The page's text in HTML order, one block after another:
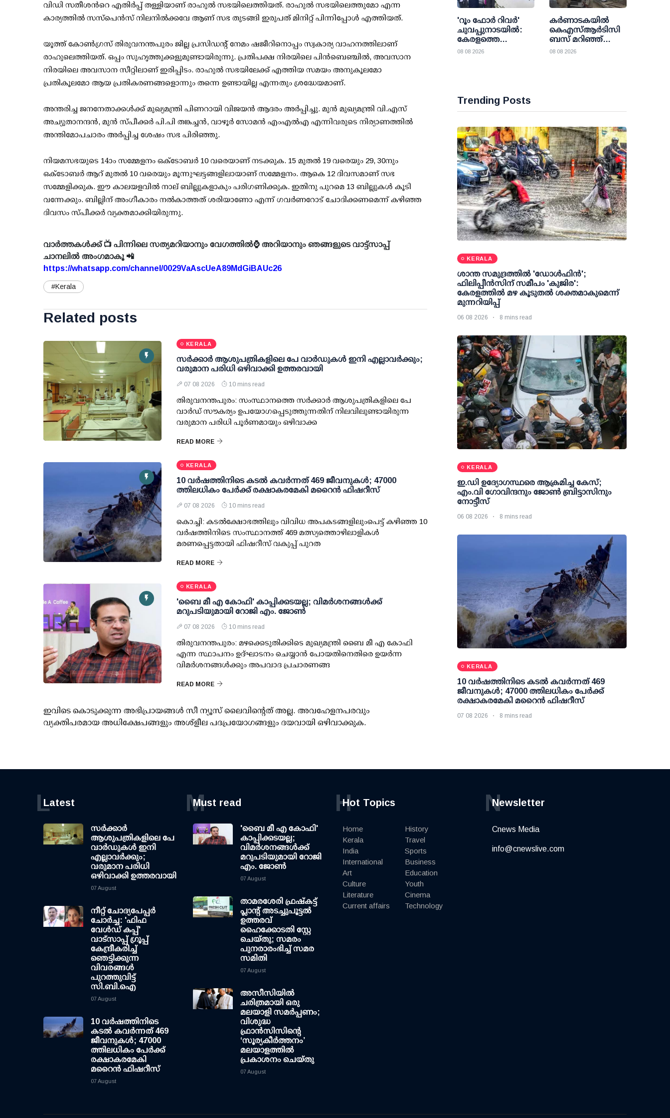
വിഡി സതീശന്‍റെ എതിര്‍പ്പ് തള്ളിയാണ് രാഹുൽ സഭയിലെത്തിയത്. രാഹുൽ സഭയിലെത്തുമോ എന്ന
കാര്യത്തിൽ സസ്പെന്‍സ് നിലനിൽക്കവേ ആണ് സഭ തുടങ്ങി ഇരുപത് മിനിറ്റ് പിന്നിപ്പോള്‍ എത്തിയത്.
യൂത്ത് കോൺഗ്രസ് തിരുവനന്തപുരം ജില്ല പ്രസിഡന്റ് നേമം ഷജീറിനൊപ്പം സ്വകാര്യ വാഹനത്തിലാണ്
രാഹുലെത്തിയത്. ഒപ്പം സുഹൃത്തുക്കളുമുണ്ടായിരുന്നു. പ്രതിപക്ഷ നിരയിലെ പിൻബെഞ്ചിൽ, അവസാന
നിരയിലെ അവസാന സീറ്റിലാണ് ഇരിപ്പിടം. രാഹുൽ സഭയിലേക്ക് എത്തിയ സമയം അനുകൂലമോ
പ്രതികൂലമോ ആയ പ്രതികരണങ്ങളൊന്നും തന്നെ ഉണ്ടായില്ല എന്നതും ശ്രദ്ധേയമാണ്.
അന്തരിച്ച ജനനേതാക്കൾക്ക് മുഖ്യമന്ത്രി പിണറായി വിജയൻ ആദരം അർപ്പിച്ചു. മുൻ മുഖ്യമന്ത്രി വി.എസ്
അച്യുതാനന്ദൻ, മുൻ സ്‌പീക്കർ പി.പി തങ്കച്ചൻ, വാഴൂർ സോമൻ എംഎൽഎ എന്നിവരുടെ നിര്യാണത്തിൽ
അന്തിമോപചാരം അർപ്പിച്ച ശേഷം സഭ പിരിഞ്ഞു.
നിയമസഭയുടെ 14ാം സമ്മേളനം ഒക്‌ടോബർ 10 വരെയാണ് നടക്കുക. 15 മുതൽ 19 വരെയും 29, 30നും
ഒക്‌ടോബർ ആറ് മുതൽ 10 വരെയും മൂന്നുഘട്ടങ്ങളിലായാണ്‌ സമ്മേളനം. ആകെ 12 ദിവസമാണ് സഭ
സമ്മേളിക്കുക. ഈ കാലയളവിൽ നാല് ബില്ലുകളാകും പരിഗണിക്കുക. ഇതിനു പുറമെ 13 ബില്ലുകൾ കൂടി
വന്നേക്കും. ബില്ലിന് അംഗീകാരം നൽകാത്തത് ശരിയാണോ എന്ന് ഗവർണറോട് ചോദിക്കണമെന്ന് കഴിഞ്ഞ
ദിവസം സ്പീക്കർ വ്യക്തമാക്കിയിരുന്നു.
വാർത്തകൾക്ക് 📺 പിന്നിലെ സത്യമറിയാനും വേഗത്തിൽ⌚ അറിയാനും ഞങ്ങളുടെ വാട്ട്സാപ്പ്
ചാനലിൽ അംഗമാകൂ 📲
https://whatsapp.com/channel/0029VaAscUeA89MdGiBAUc26
#Kerala
Related posts
KERALA
സര്‍ക്കാര്‍ ആശുപത്രികളിലെ പേ വാര്‍ഡുകള്‍ ഇനി എല്ലാവര്‍ക്കും;
വരുമാന പരിധി ഒഴിവാക്കി ഉത്തരവായി
07 08 2026 10 mins read
തിരുവനന്തപുരം: സംസ്ഥാനത്തെ സര്‍ക്കാര്‍ ആശുപത്രികളിലെ പേ
വാര്‍ഡ് സൗകര്യം ഉപയോഗപ്പെടുത്തുന്നതിന് നിലവിലുണ്ടായിരുന്ന
വരുമാന പരിധി പൂര്‍ണമായും ഒഴിവാക്ക
READ MORE
KERALA
10 വര്‍ഷത്തിനിടെ കടല്‍ കവര്‍ന്നത് 469 ജീവനുകള്‍; 47000
ത്തിലധികം പേര്‍ക്ക് രക്ഷാകരമേകി മറൈന്‍ ഫിഷറീസ്
07 08 2026 10 mins read
കൊച്ചി: കടല്‍ക്ഷോഭത്തിലും വിവിധ അപകടങ്ങളിലുംപെട്ട് കഴിഞ്ഞ 10
വര്‍ഷത്തിനിടെ സംസ്ഥാനത്ത് 469 മത്സ്യത്തൊഴിലാളികള്‍
മരണപ്പെട്ടതായി ഫിഷറീസ് വകുപ്പ് പുറത
READ MORE
KERALA
'ബൈ മീ എ കോഫി' കാപ്പിക്കടയല്ല; വിമര്‍ശനങ്ങള്‍ക്ക്
മറുപടിയുമായി റോജി എം. ജോണ്‍
07 08 2026 10 mins read
തിരുവനന്തപുരം: മഴക്കെടുതിക്കിടെ മുഖ്യമന്ത്രി ബൈ മീ എ കോഫി
എന്ന സ്ഥാപനം ഉദ്ഘാടനം ചെയ്യാന്‍ പോയതിനെതിരെ ഉയര്‍ന്ന
വിമര്‍ശനങ്ങള്‍ക്കും അപവാദ പ്രചാരണങ്ങ
READ MORE
ഇവിടെ കൊടുക്കുന്ന അഭിപ്രായങ്ങള്‍ സീ ന്യൂസ് ലൈവിന്റെത് അല്ല. അവഹേളനപരവും
വ്യക്തിപരമായ അധിക്ഷേപങ്ങളും അശ്‌ളീല പദപ്രയോഗങ്ങളും ദയവായി ഒഴിവാക്കുക.
പ്രവേശന വിലക്ക്
എന്‍.ഡി.പി
'റൂം ഫോര്‍ റിവര്‍'
ചുവപ്പുനാടയില്‍:
കേരളത്തെ
പ്രളയമുക്തമാക്കാനുള്ള
08 08 2026
കര്‍ണാടകയില്‍
കെഎസ്ആര്‍ടിസി
ബസ് മറിഞ്ഞ്
അപകടം:
08 08 2026
Trending Posts
KERALA
ശാന്ത സമുദ്രത്തില്‍ 'ഡോള്‍ഫിന്‍';
ഫിലിപ്പീന്‍സിന് സമീപം 'കുജിര':
കേരളത്തില്‍ മഴ കൂടുതല്‍ ശക്തമാകുമെന്ന്
മുന്നറിയിപ്പ്
06 08 2026 8 mins read
KERALA
ഇ.ഡി ഉദ്യോഗസ്ഥരെ ആക്രമിച്ച കേസ്;
എം.വി ഗോവിന്ദനും ജോണ്‍ ബ്രിട്ടാസിനും
നോട്ടീസ്
06 08 2026 8 mins read
KERALA
10 വര്‍ഷത്തിനിടെ കടല്‍ കവര്‍ന്നത് 469
ജീവനുകള്‍; 47000 ത്തിലധികം പേര്‍ക്ക്
രക്ഷാകരമേകി മറൈന്‍ ഫിഷറീസ്
07 08 2026 8 mins read
Latest
L
സര്‍ക്കാര്‍
ആശുപത്രികളിലെ പേ
വാര്‍ഡുകള്‍ ഇനി
എല്ലാവര്‍ക്കും;
വരുമാന പരിധി
ഒഴിവാക്കി ഉത്തരവായി
07 August
നീറ്റ് ചോദ്യപേപ്പര്‍
ചോര്‍ച്ച: 'ഫിഫ
വേള്‍ഡ് കപ്പ്'
വാട്സാപ്പ് ഗ്രൂപ്പ്
കേന്ദ്രീകരിച്ച്
ഞെട്ടിക്കുന്ന
വിവരങ്ങള്‍
പുറത്തുവിട്ട്
സി.ബി.ഐ
07 August
10 വര്‍ഷത്തിനിടെ
കടല്‍ കവര്‍ന്നത് 469
ജീവനുകള്‍; 47000
ത്തിലധികം പേര്‍ക്ക്
രക്ഷാകരമേകി
മറൈന്‍ ഫിഷറീസ്
07 August
Must read
M
'ബൈ മീ എ കോഫി'
കാപ്പിക്കടയല്ല;
വിമര്‍ശനങ്ങള്‍ക്ക്
മറുപടിയുമായി റോജി
എം. ജോണ്‍
07 August
താമരശേരി ഫ്രഷ്കട്ട്
പ്ലാന്റ് അടച്ചുപൂട്ടൽ
ഉത്തരവ്
ഹൈക്കോടതി സ്റ്റേ
ചെയ്തു; സമരം
പുനരാരംഭിച്ച് സമര
സമിതി
07 August
അസീസിയിൽ
ചരിത്രമായി ഒരു
മലയാളി സമർപ്പണം;
വിശുദ്ധ
ഫ്രാൻസിസിന്റെ
‘സൂര്യകീർത്തനം’
മലയാളത്തിൽ
പ്രകാശനം ചെയ്തു
07 August
Hot Topics
H
Home
Kerala
India
International
Art
Culture
Literature
Current affairs
History
Travel
Sports
Business
Education
Youth
Cinema
Technology
Newsletter
N
Cnews Media
info@cnewslive.com